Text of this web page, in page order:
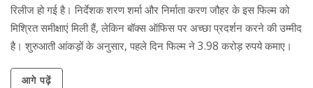
रिलीज हो गई है। निर्देशक शरण शर्मा और निर्माता करण जौहर के इस फिल्म को
मिश्रित समीक्षाएं मिली हैं, लेकिन बॉक्स ऑफिस पर अच्छा प्रदर्शन करने की उम्मीद
है। शुरुआती आंकड़ों के अनुसार, पहले दिन फिल्म ने 3.98 करोड़ रुपये कमाए।
आगे पढ़ें